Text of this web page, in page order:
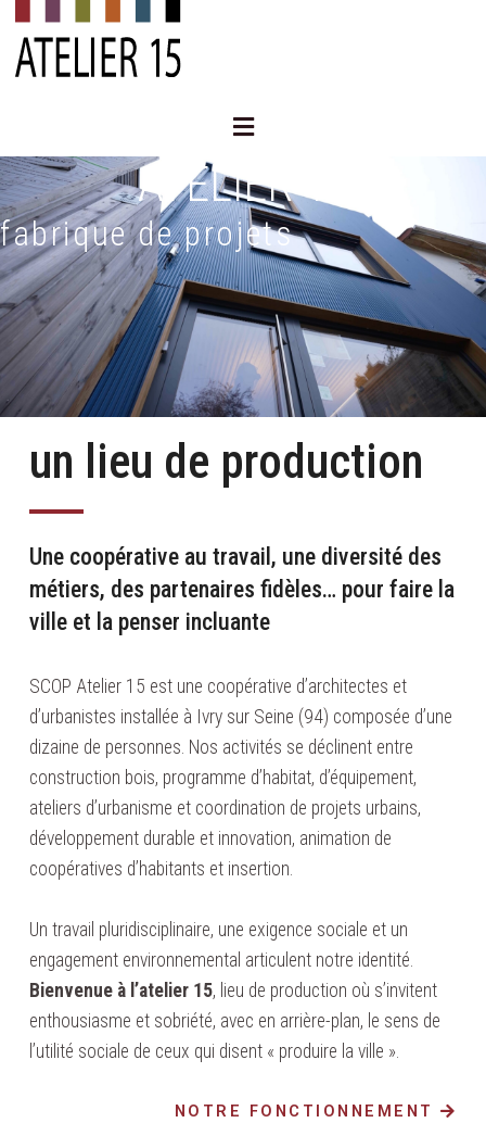
contenu
Menu
ATELIER 15
fabrique de projets
un lieu de production​
Une coopérative au travail, une diversité des
métiers, des partenaires fidèles… pour faire la
ville et la penser incluante
SCOP Atelier 15 est une coopérative d’architectes et
d’urbanistes installée à Ivry sur Seine (94) composée d’une
dizaine de personnes. Nos activités se déclinent entre
construction bois, programme d’habitat, d’équipement,
ateliers d’urbanisme et coordination de projets urbains,
développement durable et innovation, animation de
coopératives d’habitants et insertion.
Un travail pluridisciplinaire, une exigence sociale et un
engagement environnemental articulent notre identité.
Bienvenue à l’atelier 15, lieu de production où s’invitent
enthousiasme et sobriété, avec en arrière-plan, le sens de
l’utilité sociale de ceux qui disent « produire la ville ».
NOTRE FONCTIONNEMENT